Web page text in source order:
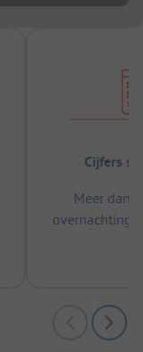
Cijfers
Meer dan